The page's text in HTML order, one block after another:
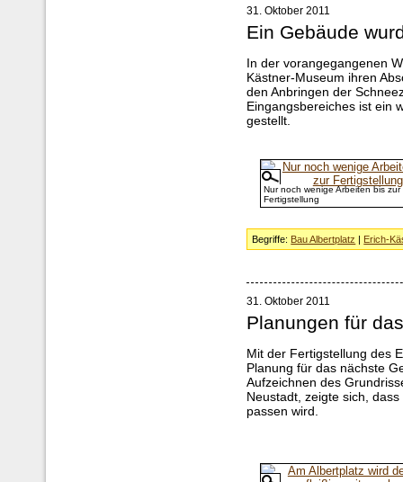
31. Oktober 2011
Ein Gebäude
In der vorangegangenen
Kästner-Museum ihren
den Anbringen der
Eingangsbereiches ist ein
gestellt.
Nur noch wenige Arbeiten bis zur
Fertigstellung
Begriffe: Bau Albertplatz | Erich-
31. Oktober 2011
Planungen für
Mit der Fertigstellung des
Planung für das nächste
Aufzeichnen des
Neustadt, zeigte sich,
passen wird.